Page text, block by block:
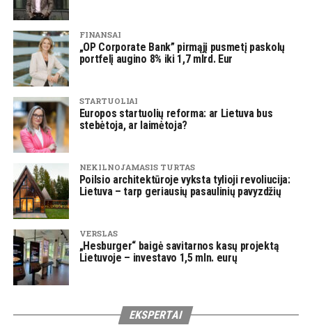
FINANSAI
„OP Corporate Bank” pirmąjį pusmetį paskolų
portfelį augino 8% iki 1,7 mlrd. Eur
STARTUOLIAI
Europos startuolių reforma: ar Lietuva bus
stebėtoja, ar laimėtoja?
NEKILNOJAMASIS TURTAS
Poilsio architektūroje vyksta tylioji revoliucija:
Lietuva – tarp geriausių pasaulinių pavyzdžių
VERSLAS
„Hesburger“ baigė savitarnos kasų projektą
Lietuvoje – investavo 1,5 mln. eurų
EKSPERTAI